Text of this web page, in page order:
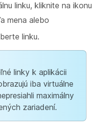
linku, kliknite na ikonu
mena alebo
linku.
linky k aplikácii
iba virtuálne
maximálny
zariadení.